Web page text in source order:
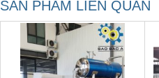
SẢN PHẨM LIÊN QUAN